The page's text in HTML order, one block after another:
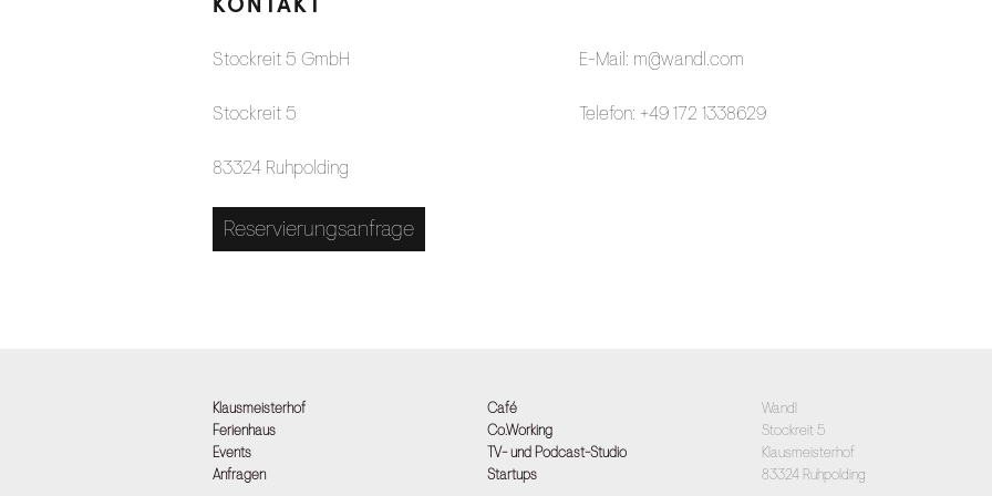
Stockreit 5 GmbH
Stockreit 5
83324 Ruhpolding
E-Mail: m@wandl.com
Telefon: +49 172 1338629
Reservierungsanfrage
Klausmeisterhof
Ferienhaus
Events
Anfragen
Café
Co.Working
TV- und Podcast-Studio
Startups
Wandl
Stockreit 5
Klausmeisterhof
83324 Ruhpolding